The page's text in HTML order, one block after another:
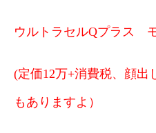
ウルトラセルQプラス
(定価12万+消費税、顔出
もありますよ）